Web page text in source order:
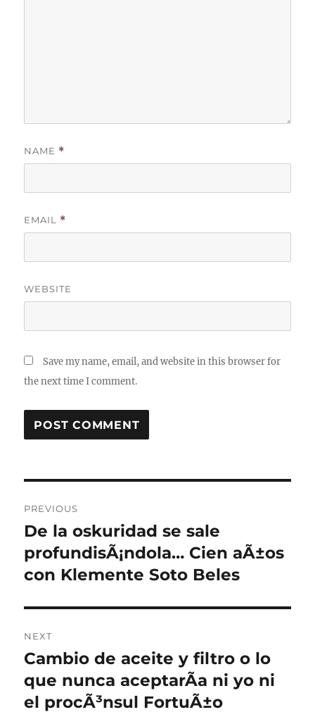
NAME *
EMAIL *
WEBSITE
Save my name, email, and website in this browser for
the next time I comment.
navigation
PREVIOUS
Previous
post:
De la oskuridad se sale
profundisÃ¡ndola… Cien aÃ±os
con Klemente Soto Beles
NEXT
Next
post:
Cambio de aceite y filtro o lo
que nunca aceptarÃ­a ni yo ni
el procÃ³nsul FortuÃ±o